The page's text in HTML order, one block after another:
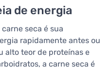
de energia
seca é sua
rapidamente antes ou
alto teor de proteínas e
a carne seca é